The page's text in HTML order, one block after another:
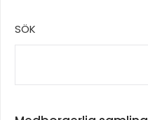
SÖK